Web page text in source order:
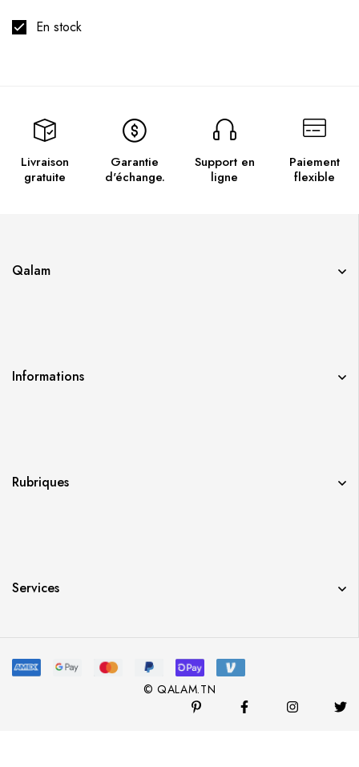
En stock
Livraison
gratuite
Garantie
d'échange.
Support en
ligne
Paiement
flexible
Qalam
Informations
Rubriques
Services
© QALAM.TN